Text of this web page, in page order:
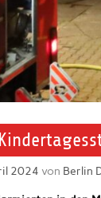
2024 von Berlin